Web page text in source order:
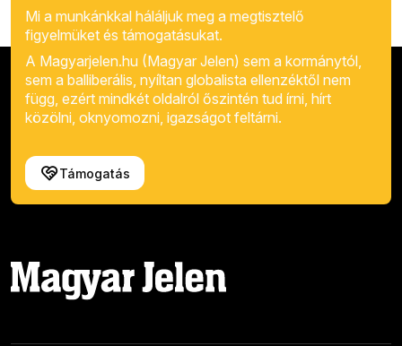
Mi a munkánkkal háláljuk meg a megtisztelő
figyelmüket és támogatásukat.
A Magyarjelen.hu (Magyar Jelen) sem a kormánytól,
sem a balliberális, nyíltan globalista ellenzéktől nem
függ, ezért mindkét oldalról őszintén tud írni, hírt
közölni, oknyomozni, igazságot feltárni.
Támogatás